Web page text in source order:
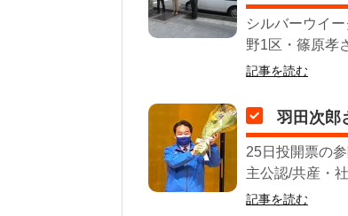
シルバーウイ
野1区・篠原孝
記事を読む
羽田次郎
25日投開票の
主公認/共産・
記事を読む